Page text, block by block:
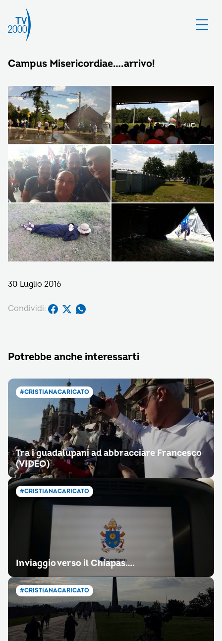
Campus Misericordiae….arrivo!
30 Luglio 2016
Condividi:
Potrebbe anche interessarti
#CRISTIANACARICATO
Tra i guadalupani ad abbracciare Francesco
(VIDEO)
#CRISTIANACARICATO
In viaggio verso il Chiapas….
#CRISTIANACARICATO